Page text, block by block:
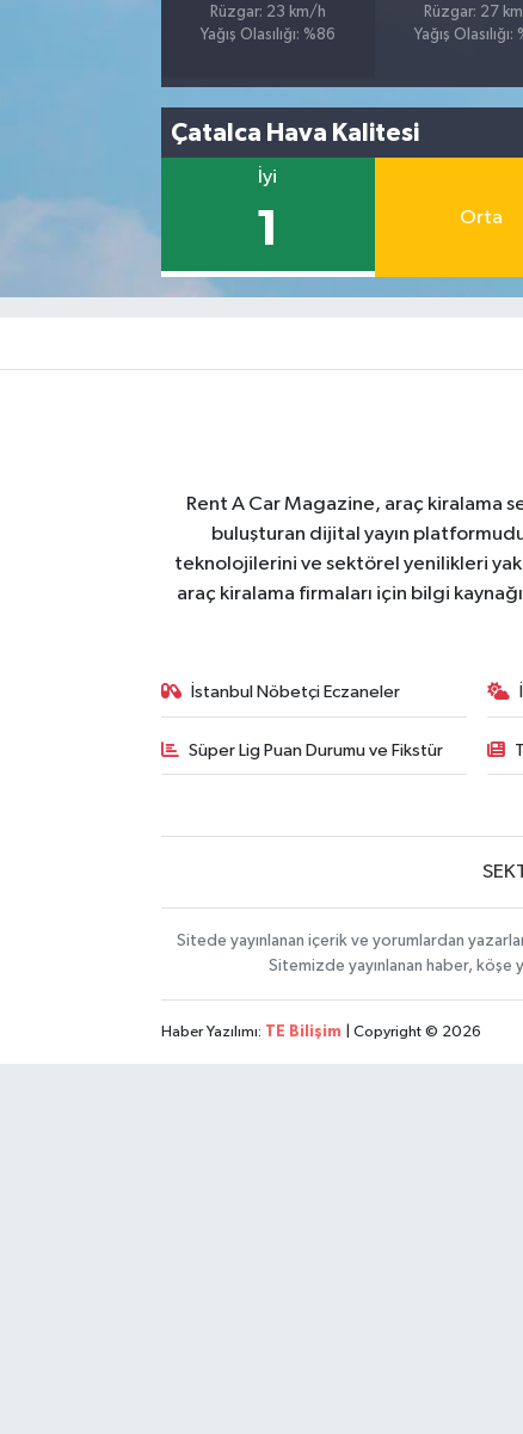
Rüzgar: 23 km/h
Yağış Olasılığı: %86
Rüzgar: 27
Yağış Olasılığı:
Çatalca Hava Kalitesi
İyi
1 Orta
Rent A Car Magazine, araç kiralama
buluşturan dijital yayın
teknolojilerini ve sektörel yenilikleri
araç kiralama firmaları için bilgi
İstanbul Nöbetçi Eczaneler
Süper Lig Puan Durumu ve Fikstür
Sitede yayınlanan içerik ve yorumlardan
Sitemizde yayınlanan haber, köşe
Haber Yazılımı: TE Bilişim | Copyright © 2026